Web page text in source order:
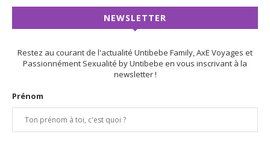
NEWSLETTER
Restez au courant de l'actualité Untibebe Family, AxE Voyages et
Passionnément Sexualité by Untibebe en vous inscrivant à la
newsletter !
Prénom